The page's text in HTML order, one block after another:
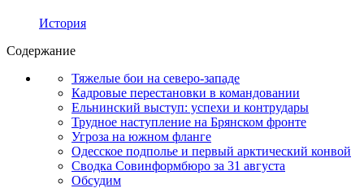
История
Содержание
Тяжелые бои на северо-западе
Кадровые перестановки в командовании
Ельнинский выступ: успехи и контрудары
Трудное наступление на Брянском фронте
Угроза на южном фланге
Одесское подполье и первый арктический конвой
Сводка Совинформбюро за 31 августа
Обсудим